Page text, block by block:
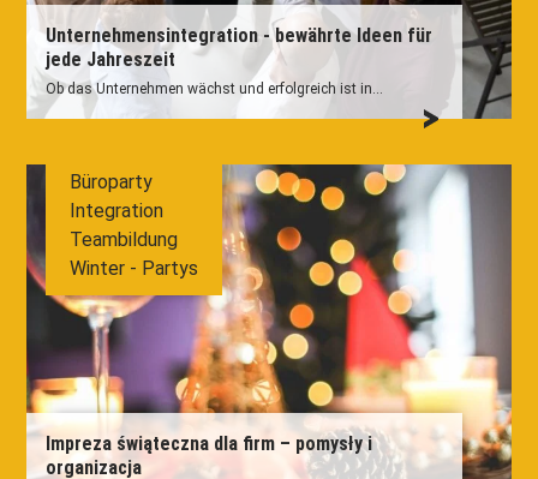
Unternehmensintegration - bewährte Ideen für
jede Jahreszeit
Ob das Unternehmen wächst und erfolgreich ist in...
Impreza świąteczna dla firm – pomysły i
organizacja
Büroparty
Integration
Teambildung
Winter - Partys